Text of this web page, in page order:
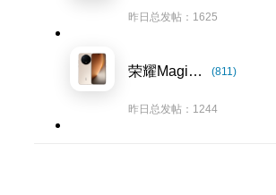
昨日总发帖：1625
荣耀Magic8系列 (811)
昨日总发帖：1244